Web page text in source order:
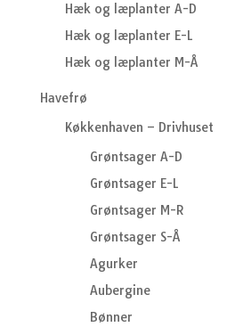
Hæk og læplanter A-D
Hæk og læplanter E-L
Hæk og læplanter M-Å
Havefrø
Køkkenhaven – Drivhuset
Grøntsager A-D
Grøntsager E-L
Grøntsager M-R
Grøntsager S-Å
Agurker
Aubergine
Bønner